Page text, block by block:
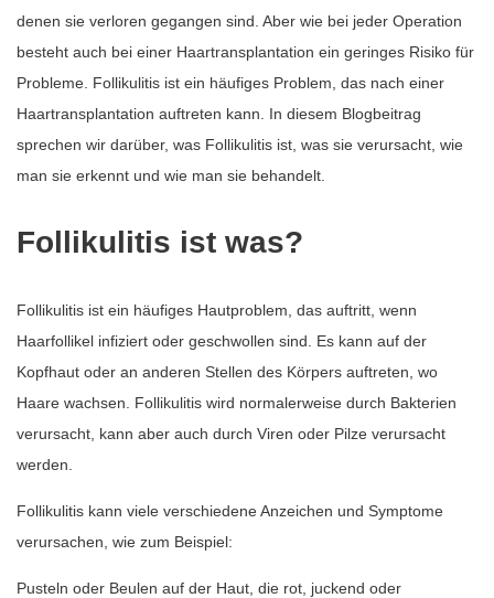
denen sie verloren gegangen sind. Aber wie bei jeder Operation
besteht auch bei einer Haartransplantation ein geringes Risiko für
Probleme. Follikulitis ist ein häufiges Problem, das nach einer
Haartransplantation auftreten kann. In diesem Blogbeitrag
sprechen wir darüber, was Follikulitis ist, was sie verursacht, wie
man sie erkennt und wie man sie behandelt.
Follikulitis ist was?
Follikulitis ist ein häufiges Hautproblem, das auftritt, wenn
Haarfollikel infiziert oder geschwollen sind. Es kann auf der
Kopfhaut oder an anderen Stellen des Körpers auftreten, wo
Haare wachsen. Follikulitis wird normalerweise durch Bakterien
verursacht, kann aber auch durch Viren oder Pilze verursacht
werden.
Follikulitis kann viele verschiedene Anzeichen und Symptome
verursachen, wie zum Beispiel:
Pusteln oder Beulen auf der Haut, die rot, juckend oder